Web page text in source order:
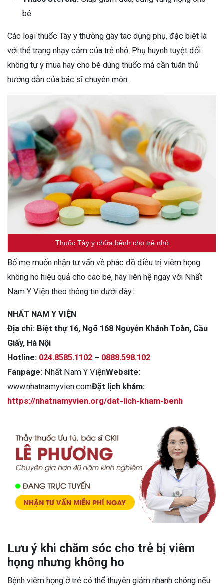
bé
Các loại thuốc Tây y thường gây tác dụng phụ, đặc biệt là
với thể trạng nhạy cảm của trẻ nhỏ. Phụ huynh tuyệt đối
không tự ý mua hay cho bé dùng thuốc mà cần tuân thủ
hướng dẫn của bác sĩ chuyên môn.
Thuốc Tây y chữa bệnh cho trẻ nhỏ
Bố mẹ muốn nhận tư vấn về phác đồ điều trị viêm họng
không ho hiệu quả cho các bé, hãy liên hệ ngay với Nhất
Nam Y Viện theo thông tin dưới đây:
NHẤT NAM Y VIỆN
Địa chỉ: Biệt thự 16, Ngõ 168 Nguyễn Khánh Toàn, Cầu
Giấy, Hà Nội
Hotline: 024.8585.1102 – 0888.598.102
Fanpage: Nhất Nam Y ViệnWebsite:
www.nhatnamyvien.comĐặt lịch khám:
https://nhatnamyvien.org/dat-lich-kham-benh
Lưu ý khi chăm sóc cho trẻ bị viêm
họng nhưng không ho
Bệnh viêm họng ở trẻ có thể thuyên giảm nhanh chóng nếu